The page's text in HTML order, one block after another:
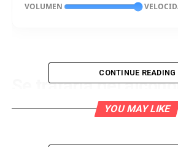
VOLUMEN
Se trataría del
antibacterial de la
CONTINUE READING
YOU MAY LIKE